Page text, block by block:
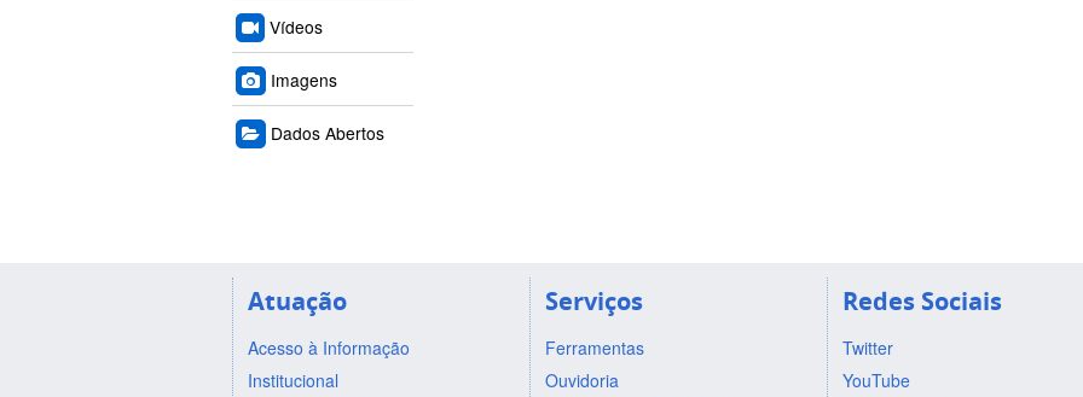
Vídeos
Imagens
Dados Abertos
Atuação
Acesso à Informação
Institucional
Serviços
Ferramentas
Ouvidoria
Redes Sociais
Twitter
YouTube